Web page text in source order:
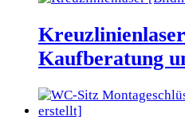
Kaufberatung